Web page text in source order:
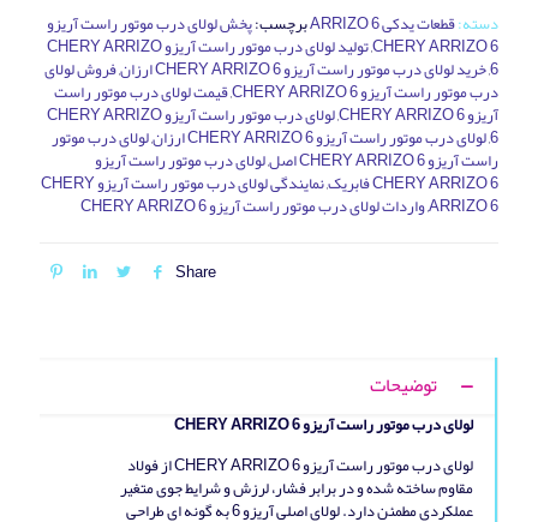
دسته:قطعات یدکی ARRIZO 6 برچسب:پخش لولای درب موتور راست آریزو
CHERY ARRIZO 6
, تولید لولای درب موتور راست آریزو CHERY ARRIZO
6
,خرید لولای درب موتور راست آریزو CHERY ARRIZO 6 ارزان ,فروش لولای
درب موتور راست آریزو CHERY ARRIZO 6 ,قیمت لولای درب موتور راست
آریزو CHERY ARRIZO 6 , لولای درب موتور راست آریزو CHERY ARRIZO
6
,لولای درب موتور راست آریزو CHERY ARRIZO 6 ارزان ,لولای درب موتور
راست آریزو CHERY ARRIZO 6 اصل ,لولای درب موتور راست آریزو
CHERY ARRIZO 6 فابریک , نمایندگی لولای درب موتور راست آریزو CHERY
ARRIZO 6
,واردات لولای درب موتور راست آریزو CHERY ARRIZO 6
Share
توضیحات
لولای درب موتور راست آریزو CHERY ARRIZO 6
لولای درب موتور راست آریزو CHERY ARRIZO 6 از فولاد
مقاوم ساخته شده و در برابر فشار، لرزش و شرایط جوی متغیر
عملکردی مطمئن دارد. لولای اصلی آریزو 6 به‌ گونه‌ ای طراحی